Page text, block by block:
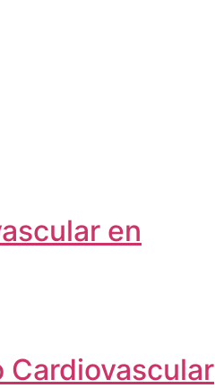
en
Cardiovascular